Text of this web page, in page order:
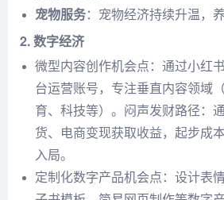
宠物服务：宠物经济持续升温，
2. 数字经济
微型内容创作机会点：通过小红
台运营账号，专注垂直内容领域
育、科技等）。闷声发财路径：
货、电商变现获取收益，起步成
入局。
定制化数字产品机会点：设计表